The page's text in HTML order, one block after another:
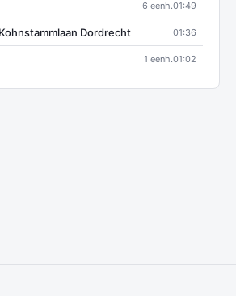
6 eenh.01:49
Dordrecht 01:36
1 eenh.01:02